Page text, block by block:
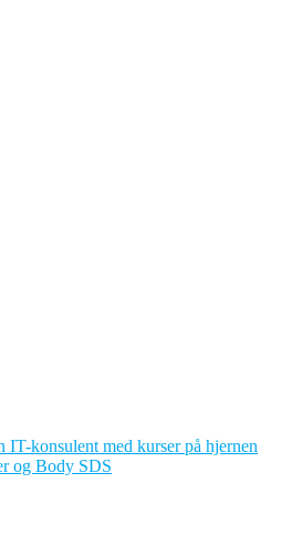
IT-konsulent med kurser på hjernen
og Body SDS